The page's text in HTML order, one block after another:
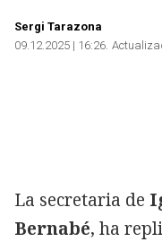
Sergi Tarazona
09.12.2025 | 16:26
La secretaria de
Bernabé, ha